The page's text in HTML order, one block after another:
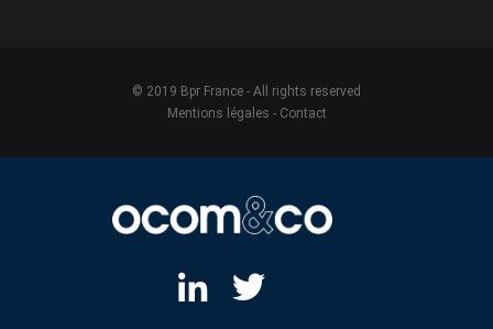
© 2019 Bpr France - All rights reserved
Mentions légales - Contact